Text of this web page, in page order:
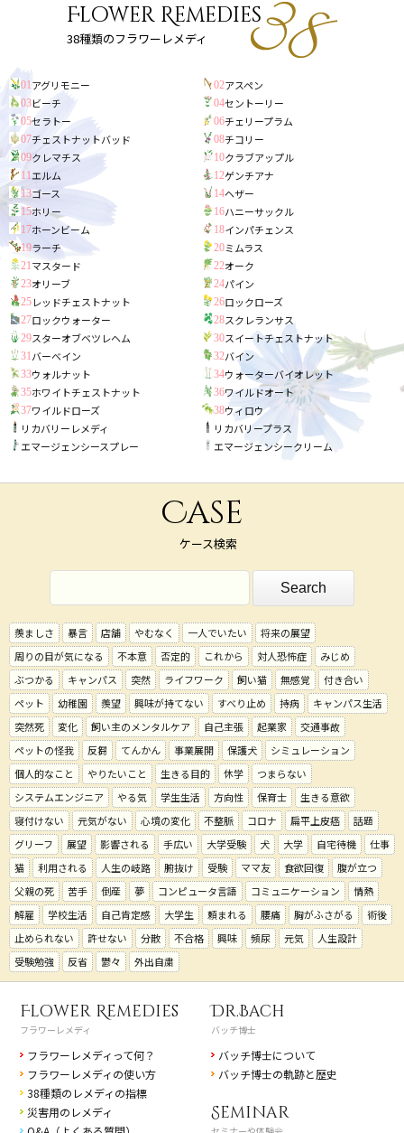
Flower Remedies
38種類のフラワーレメディ
01 アグリモニー 02アスペン
03ビーチ 04セントーリー
05セラトー 06チェリープラム
07チェストナットバッド 08チコリー
09クレマチス 10クラブアップル
11エルム 12ゲンチアナ
13ゴース 14ヘザー
15ホリー 16ハニーサックル
17ホーンビーム 18インパチェンス
19ラーチ 20ミムラス
21 マスタード 22オーク
23オリーブ 24パイン
25 レッドチェストナット 26ロックローズ
27ロックウォーター 28スクレランサス
29スターオブベツレヘム 30スイートチェストナット
31 バーベイン 32バイン
33ウォルナット 34ウォーターバイオレット
35ホワイトチェストナット 36ワイルドオート
37ワイルドローズ 38ウィロウ
リカバリーレメディ
リカバリープラス
エマージェンシースプレー
エマージェンシークリーム
Case
ケース検索
羨ましさ 暴言 店舗 やむなく 一人でいたい
将来の展望
周りの目が気になる
不本意 否定的 これから 対人恐怖症
みじめ
ぶつかる
キャンパス 突然 ライフワーク 飼い猫 無感覚
付き合い
ペット
幼稚園 羨望 興味が持てない すべり止め 持病
キャンパス生活
突然死
変化 飼い主のメンタルケア 自己主張 起業家
交通事故
ペットの怪我
反芻 てんかん 事業展開 保護犬
シミュレーション
個人的なこと
やりたいこと 生きる目的 休学
つまらない
システムエンジニア
やる気 学生生活 方向性 保育士
生きる意欲
寝付けない
元気がない 心境の変化 不整脈 コロナ 扁平上皮癌
話題
グリーフ
展望 影響される 手広い 大学受験 犬 大学 自宅待機
仕事
猫
利用される 人生の岐路 腑抜け 受験 ママ友 食欲回復
腹が立つ
父親の死
苦手 倒産 夢 コンピュータ言語 コミュニケーション
情熱
解雇
学校生活 自己肯定感 大学生 頼まれる 腰痛 胸がふさがる
術後
止められない
許せない 分散 不合格 興味 頻尿 元気
人生設計
受験勉強
反省 鬱々 外出自粛
Flower Remedies
フラワーレメディ
フラワーレメディって何？
フラワーレメディの使い方
38種類のレメディの指標
災害用のレメディ
Dr.Bach
バッチ博士
バッチ博士について
バッチ博士の軌跡と歴史
Seminar